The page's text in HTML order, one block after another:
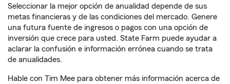
Seleccionar la mejor opción de anualidad depende de sus
metas financieras y de las condiciones del mercado. Genere
una futura fuente de ingresos o pagos con una opción de
inversión que crece para usted. State Farm puede ayudar a
aclarar la confusión e información errónea cuando se trata
de anualidades.
Hable con Tim Mee para obtener más información acerca de